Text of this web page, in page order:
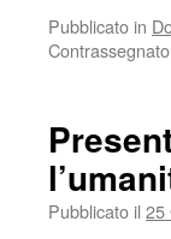
Pubblicato in
Contrassegnato
Pubblicato il 25